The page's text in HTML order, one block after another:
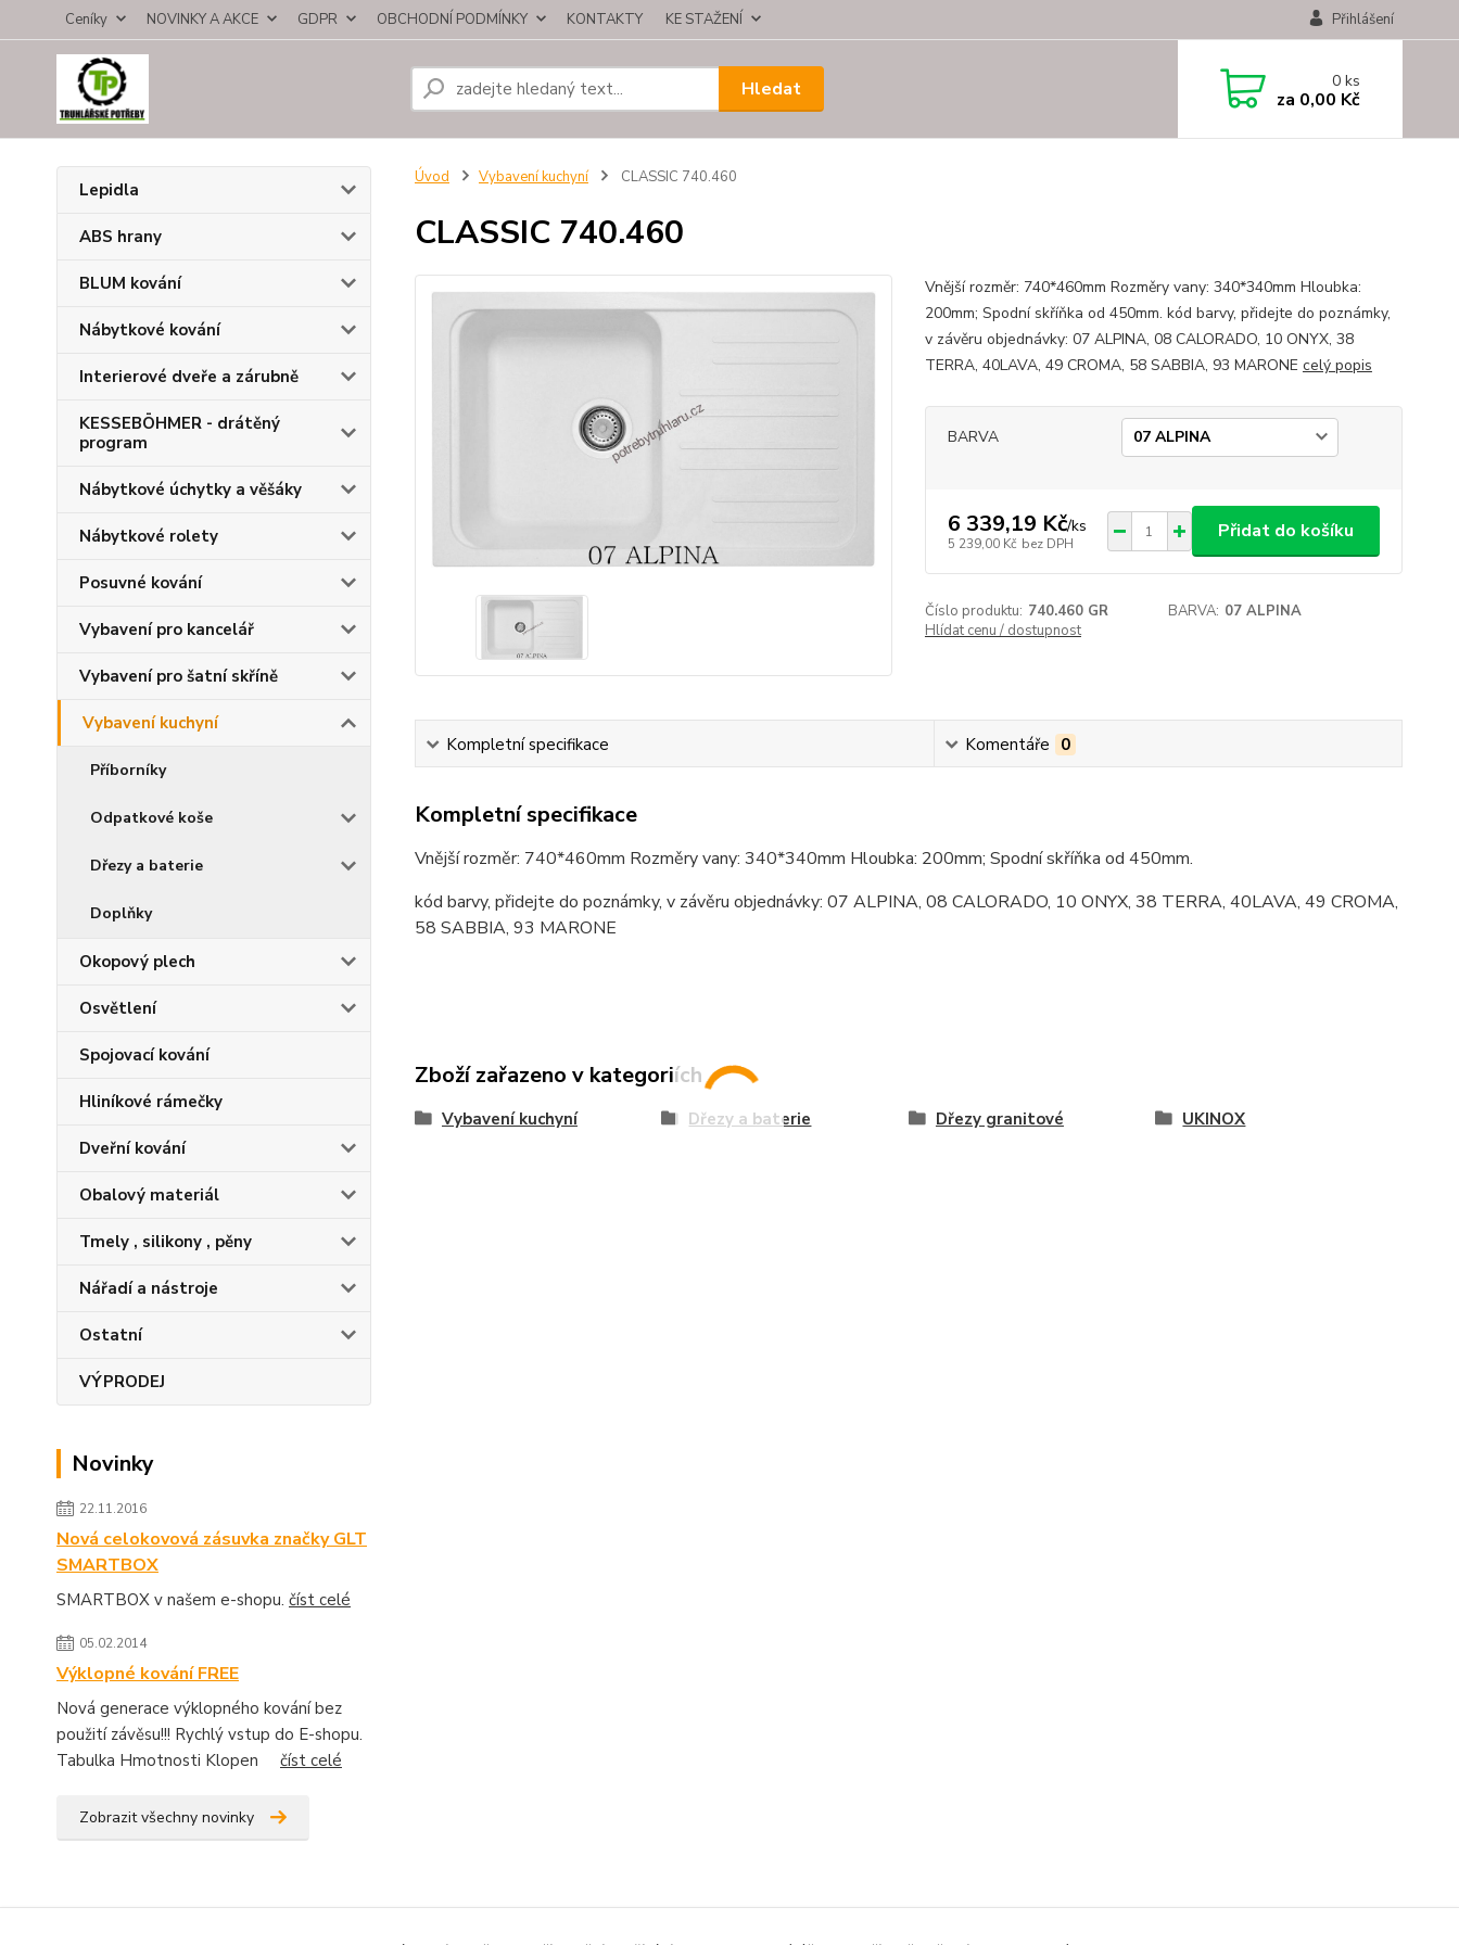
Ceníky NOVINKY A AKCE GDPR OBCHODNÍ PODMÍNKY KONTAKTY KE STAŽENÍ Přihlášení
Hledat 0ks
za 0,00 Kč
Lepidla
ABS hrany
BLUM kování
Nábytkové kování
Interierové dveře a zárubně
KESSEBÖHMER - drátěný
program
Nábytkové úchytky a věšáky
Nábytkové rolety
Posuvné kování
Vybavení pro kancelář
Vybavení pro šatní skříně
Vybavení kuchyní
Příborníky
Odpatkové koše
Dřezy a baterie
Doplňky
Okopový plech
Osvětlení
Spojovací kování
Hliníkové rámečky
Dveřní kování
Obalový materiál
Tmely , silikony , pěny
Nářadí a nástroje
Ostatní
VÝPRODEJ
Novinky
22.11.2016
Nová celokovová zásuvka značky GLT
SMARTBOX
SMARTBOX v našem e-shopu. číst celé
05.02.2014
Výklopné kování FREE
Nová generace výklopného kování bez
použití závěsu!!! Rychlý vstup do E-shopu.
Tabulka Hmotnosti Klopen číst celé
Zobrazit všechny novinky
Úvod Vybavení kuchyní CLASSIC 740.460
CLASSIC 740.460
Vnější rozměr: 740*460mm Rozměry vany: 340*340mm Hloubka:
200mm; Spodní skříňka od 450mm. kód barvy, přidejte do poznámky,
v závěru objednávky: 07 ALPINA, 08 CALORADO, 10 ONYX, 38
TERRA, 40LAVA, 49 CROMA, 58 SABBIA, 93 MARONE celý popis
BARVA
6 339,19 Kč/ks
5 239,00 Kč bez DPH
Přidat do košíku
Číslo produktu: 740.460 GR BARVA: 07 ALPINA
Hlídat cenu / dostupnost
Kompletní specifikace Komentáře 0
Kompletní specifikace
Vnější rozměr: 740*460mm Rozměry vany: 340*340mm Hloubka: 200mm; Spodní skříňka od 450mm.
kód barvy, přidejte do poznámky, v závěru objednávky: 07 ALPINA, 08 CALORADO, 10 ONYX, 38 TERRA, 40LAVA, 49 CROMA,
58 SABBIA, 93 MARONE
Zboží zařazeno v kategoriích
Vybavení kuchyní Dřezy a baterie Dřezy granitové UKINOX